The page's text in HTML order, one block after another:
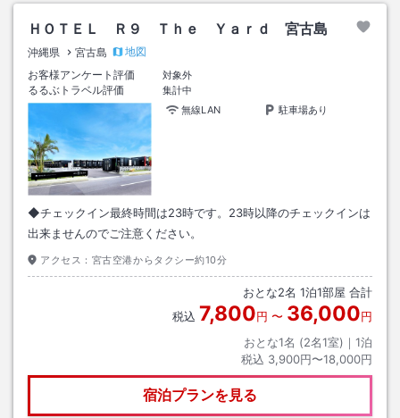
ＨＯＴＥＬ Ｒ９ Ｔｈｅ Ｙａｒｄ 宮古島
沖縄県 宮古島
地図
お客様アンケート評価
対象外
るるぶトラベル評価
集計中
無線LAN
駐車場あり
◆チェックイン最終時間は23時です。23時以降のチェックインは
出来ませんのでご注意ください。
アクセス： 宮古空港からタクシー約10分
おとな2名 1泊1部屋 合計
税込 7,800円 〜 36,000円
おとな1名 (2名1室)｜ 1泊
税込 3,900円〜18,000円
宿泊プランを見る